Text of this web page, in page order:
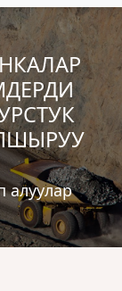
алуулар